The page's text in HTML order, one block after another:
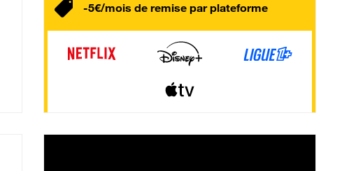
-5€/mois de remise par plateforme